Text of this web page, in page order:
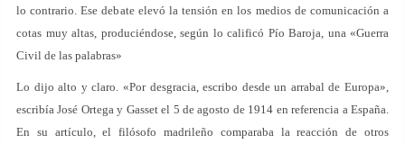
lo contrario. Ese debate elevó la tensión en los medios de comunicación a
cotas muy altas, produciéndose, según lo calificó Pío Baroja, una «Guerra
Civil de las palabras»
Lo dijo alto y claro. «Por desgracia, escribo desde un arrabal de Europa»,
escribía José Ortega y Gasset el 5 de agosto de 1914 en referencia a España.
En su artículo, el filósofo madrileño comparaba la reacción de otros